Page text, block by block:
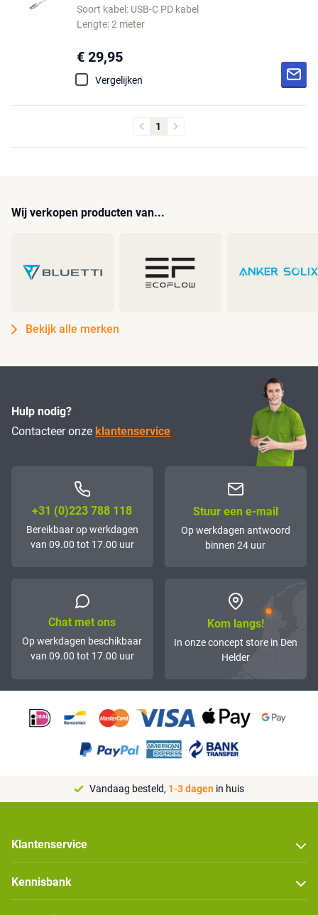
Soort kabel: USB-C PD kabel
Lengte: 2 meter
€ 29,95
Vergelijken
1
Wij verkopen producten van...
Bekijk alle merken
Hulp nodig?
Contacteer onze klantenservice
+31 (0)223 788 118
Bereikbaar op werkdagen
van 09.00 tot 17.00 uur
Stuur een e-mail
Op werkdagen antwoord
binnen 24 uur
Chat met ons
Op werkdagen beschikbaar
van 09.00 tot 17.00 uur
Kom langs!
In onze concept store in Den
Helder
Vandaag besteld, 1-3 dagen in huis
Klantenservice
Kennisbank